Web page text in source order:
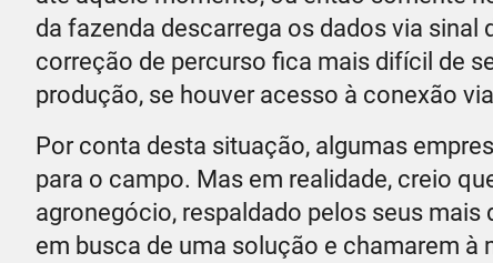
da fazenda descarrega os dados via
correção de percurso fica mais difícil de
produção, se houver acesso à conexão
Por conta desta situação, algumas
para o campo. Mas em realidade, creio
agronegócio, respaldado pelos seus mais
em busca de uma solução e chamarem à